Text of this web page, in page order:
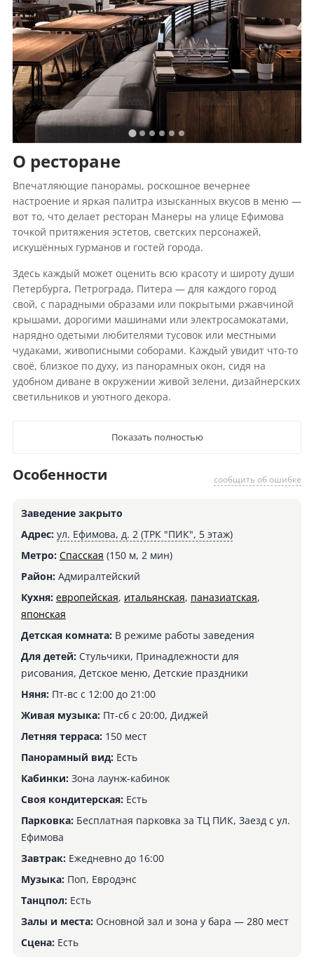
О ресторане
Впечатляющие панорамы, роскошное вечернее
настроение и яркая палитра изысканных вкусов в меню —
вот то, что делает ресторан Манеры на улице Ефимова
точкой притяжения эстетов, светских персонажей,
искушённых гурманов и гостей города.
Здесь каждый может оценить всю красоту и широту души
Петербурга, Петрограда, Питера — для каждого город
свой, с парадными образами или покрытыми ржавчиной
крышами, дорогими машинами или электросамокатами,
нарядно одетыми любителями тусовок или местными
чудаками, живописными соборами. Каждый увидит что-то
своё, близкое по духу, из панорамных окон, сидя на
удобном диване в окружении живой зелени, дизайнерских
светильников и уютного декора.
Показать полностью
сообщить об ошибке
Особенности
Заведение закрыто
Адрес: ул. Ефимова, д. 2 (ТРК "ПИК", 5 этаж)
Метро: Спасская (150 м, 2 мин)
Район:Адмиралтейский
Кухня: европейская, итальянская, паназиатская,
японская
Детская комната:В режиме работы заведения
Для детей:Стульчики, Принадлежности для
рисования, Детское меню, Детские праздники
Няня:Пт-вс с 12:00 до 21:00
Живая музыка:Пт-сб с 20:00, Диджей
Летняя терраса:150 мест
Панорамный вид:Есть
Кабинки:Зона лаунж-кабинок
Своя кондитерская:Есть
Парковка:Бесплатная парковка за ТЦ ПИК, Заезд с ул.
Ефимова
Завтрак:Ежедневно до 16:00
Музыка:Поп, Евродэнс
Танцпол:Есть
Залы и места:Основной зал и зона у бара — 280 мест
Сцена:Есть